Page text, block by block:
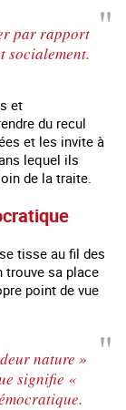
par rapport
socialement.
et
du recul
et les invite à
lequel ils
de la traite.
tisse au fil des
trouve sa place
point de vue
nature »
signifie «